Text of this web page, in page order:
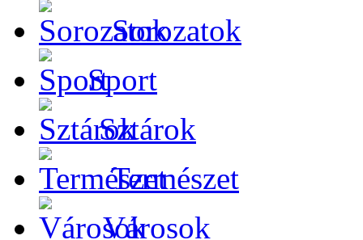
Sorozatok
Sport
Sztárok
Természet
Városok